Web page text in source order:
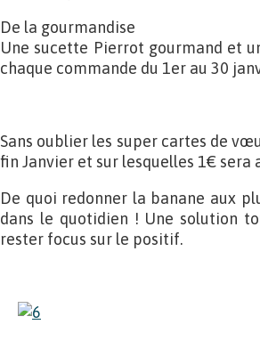
De la gourmandise
Une sucette Pierrot gourmand et
chaque commande du 1er au 30
Sans oublier les super cartes de
fin Janvier et sur lesquelles 1€ sera
De quoi redonner la banane aux
dans le quotidien ! Une solution
rester focus sur le positif.